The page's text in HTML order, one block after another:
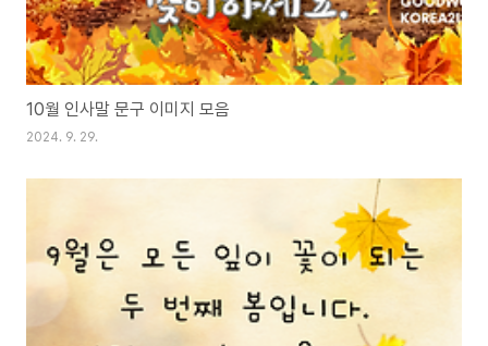
10월 인사말 문구 이미지 모음
2024. 9. 29.